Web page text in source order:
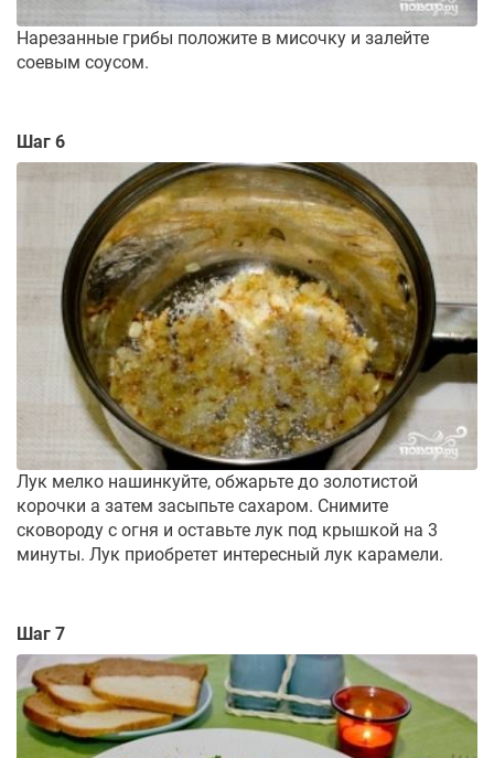
Нарезанные грибы положите в мисочку и залейте
соевым соусом.
Шаг 6
Лук мелко нашинкуйте, обжарьте до золотистой
корочки а затем засыпьте сахаром. Снимите
сковороду с огня и оставьте лук под крышкой на 3
минуты. Лук приобретет интересный лук карамели.
Шаг 7